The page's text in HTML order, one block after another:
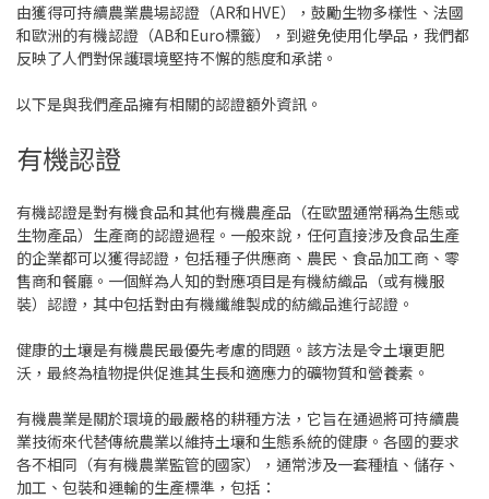
由獲得可持續農業農場認證（AR和HVE），鼓勵生物多樣性、法國
和歐洲的有機認證（AB和Euro標籤），到避免使用化學品，我們都
反映了人們對保護環境堅持不懈的態度和承諾。
以下是與我們產品擁有相關的認證額外資訊。
有機認證
有機認證是對有機食品和其他有機農產品（在歐盟通常稱為生態或
生物產品）生產商的認證過程。一般來說，任何直接涉及食品生產
的企業都可以獲得認證，包括種子供應商、農民、食品加工商、零
售商和餐廳。一個鮮為人知的對應項目是有機紡織品（或有機服
裝）認證，其中包括對由有機纖維製成的紡織品進行認證。
健康的土壤是有機農民最優先考慮的問題。該方法是令土壤更肥
沃，最終為植物提供促進其生長和適應力的礦物質和營養素。
有機農業是關於環境的最嚴格的耕種方法，它旨在通過將可持續農
業技術來代替傳統農業以維持土壤和生態系統的健康。各國的要求
各不相同（有有機農業監管的國家），通常涉及一套種植、儲存、
加工、包裝和運輸的生產標準，包括：